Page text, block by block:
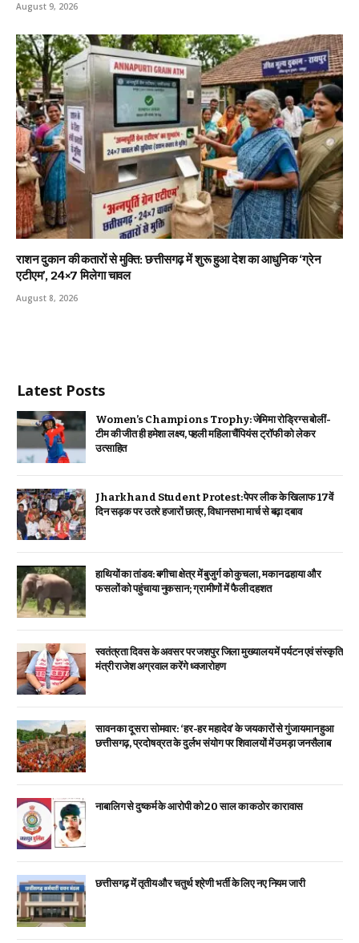
August 9, 2026
राशन दुकान की कतारों से मुक्ति: छत्तीसगढ़ में शुरू हुआ देश का आधुनिक ‘ग्रेन
एटीएम’, 24×7 मिलेगा चावल
August 8, 2026
Latest Posts
Women’s Champions Trophy: जेमिमा रोड्रिग्स बोलीं-
टीम की जीत ही हमेशा लक्ष्य, पहली महिला चैंपियंस ट्रॉफी को लेकर
उत्साहित
Jharkhand Student Protest: पेपर लीक के खिलाफ 17वें
दिन सड़क पर उतरे हजारों छात्र, विधानसभा मार्च से बढ़ा दबाव
हाथियों का तांडव: बगीचा क्षेत्र में बुजुर्ग को कुचला, मकान ढहाया और
फसलों को पहुंचाया नुकसान; ग्रामीणों में फैली दहशत
स्वतंत्रता दिवस के अवसर पर जशपुर जिला मुख्यालय में पर्यटन एवं संस्कृति
मंत्री राजेश अग्रवाल करेंगे ध्वजारोहण
सावन का दूसरा सोमवार: ‘हर-हर महादेव’ के जयकारों से गुंजायमान हुआ
छत्तीसगढ़, प्रदोष व्रत के दुर्लभ संयोग पर शिवालयों में उमड़ा जनसैलाब
नाबालिग से दुष्कर्म के आरोपी को 20 साल का कठोर कारावास
छत्तीसगढ़ में तृतीय और चतुर्थ श्रेणी भर्ती के लिए नए नियम जारी